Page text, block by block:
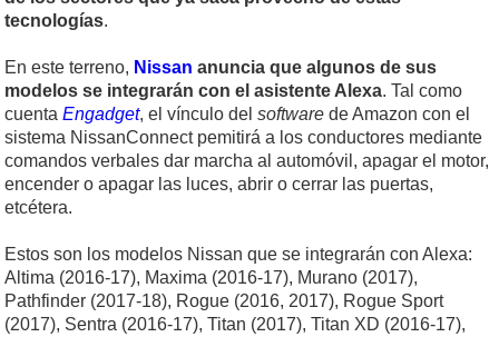
tecnologías.
En este terreno, Nissan anuncia que algunos de sus
modelos se integrarán con el asistente Alexa. Tal como
cuenta Engadget, el vínculo del software de Amazon con el
sistema NissanConnect pemitirá a los conductores mediante
comandos verbales dar marcha al automóvil, apagar el motor,
encender o apagar las luces, abrir o cerrar las puertas,
etcétera.
Estos son los modelos Nissan que se integrarán con Alexa:
Altima (2016-17), Maxima (2016-17), Murano (2017),
Pathfinder (2017-18), Rogue (2016, 2017), Rogue Sport
(2017), Sentra (2016-17), Titan (2017), Titan XD (2016-17),